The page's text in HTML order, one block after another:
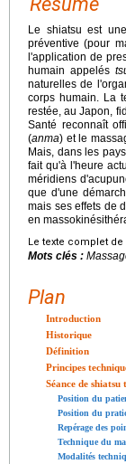
Le shiatsu est
préventive (pour
l'application de
humain appelés
naturelles de
corps humain. La
restée, au Japon,
Santé reconnaît
(anma) et le
Mais, dans les
fait qu'à l'heure
méridiens
que d'une
mais ses effets de
en
Le texte complet
Mots clés :
Plan
Introduction
Historique
Définition
Principes
Séance de
Position du
Position du
Repérage des
Technique du
Modalités